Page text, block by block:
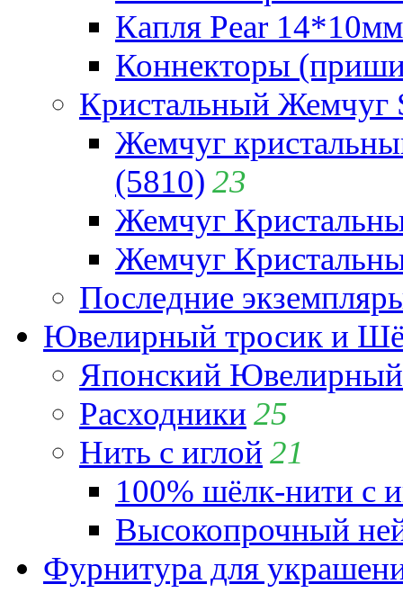
Капля Pear
Коннекторы
Кристальный Жемчуг
Жемчуг
(5810) 23
Жемчуг
Жемчуг
Последние
Ювелирный тросик и
Японский
Расходники 25
Нить с иглой 21
100% шёлк-нити с
Высокопрочный
Фурнитура для